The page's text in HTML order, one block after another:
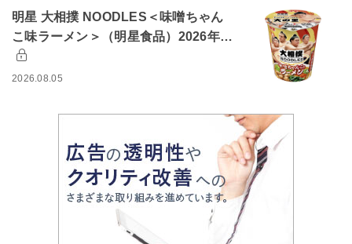
明星 大相撲 NOODLES＜味噌ちゃん
こ味ラーメン＞（明星食品）2026年…
2026.08.05